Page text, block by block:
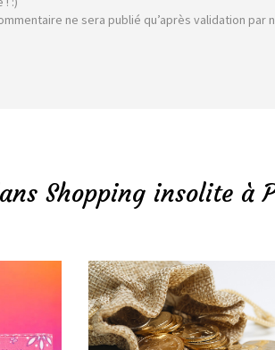
ne sera publié qu’après validation par
Shopping insolite à